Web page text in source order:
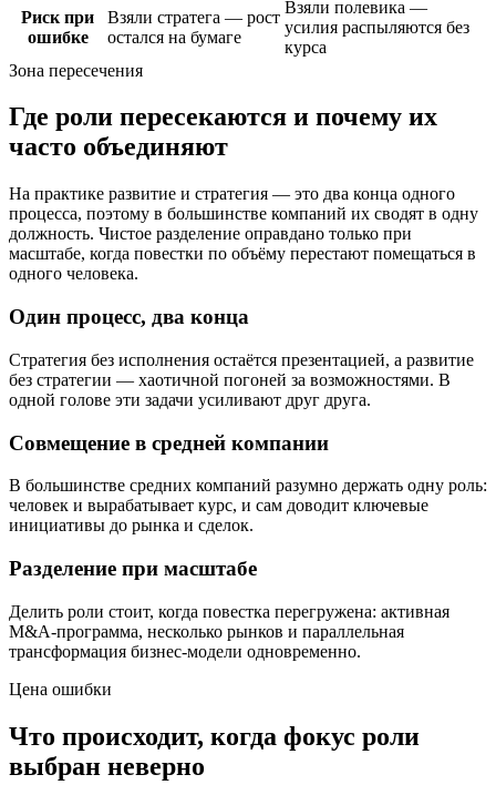
Риск при
ошибке
Взяли стратега — рост
остался на бумаге
Взяли полевика —
усилия распыляются без
курса
Зона пересечения
Где роли пересекаются и почему их
часто объединяют
На практике развитие и стратегия — это два конца одного
процесса, поэтому в большинстве компаний их сводят в одну
должность. Чистое разделение оправдано только при
масштабе, когда повестки по объёму перестают помещаться в
одного человека.
Один процесс, два конца
Стратегия без исполнения остаётся презентацией, а развитие
без стратегии — хаотичной погоней за возможностями. В
одной голове эти задачи усиливают друг друга.
Совмещение в средней компании
В большинстве средних компаний разумно держать одну роль:
человек и вырабатывает курс, и сам доводит ключевые
инициативы до рынка и сделок.
Разделение при масштабе
Делить роли стоит, когда повестка перегружена: активная
M&A-программа, несколько рынков и параллельная
трансформация бизнес-модели одновременно.
Цена ошибки
Что происходит, когда фокус роли
выбран неверно